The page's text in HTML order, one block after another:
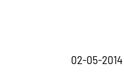
02-05-2014